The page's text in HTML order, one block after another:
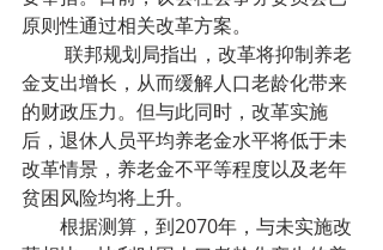
原则性通过相关改革方案。
金支出增长，从而缓解人口老龄化带来
的财政压力。但与此同时，改革实施
后，退休人员平均养老金水平将低于未
改革情景，养老金不平等程度以及老年
贫困风险均将上升。